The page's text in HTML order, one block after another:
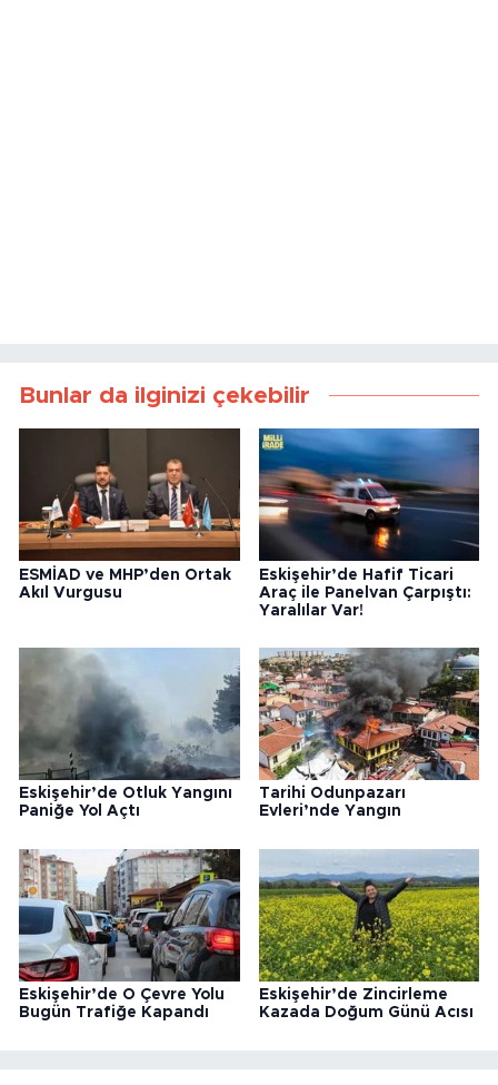
Bunlar da ilginizi çekebilir
ESMİAD ve MHP’den Ortak
Akıl Vurgusu
Eskişehir’de Hafif Ticari
Araç ile Panelvan Çarpıştı:
Yaralılar Var!
Eskişehir’de Otluk Yangını
Paniğe Yol Açtı
Tarihi Odunpazarı
Evleri’nde Yangın
Eskişehir’de O Çevre Yolu
Bugün Trafiğe Kapandı
Eskişehir’de Zincirleme
Kazada Doğum Günü Acısı